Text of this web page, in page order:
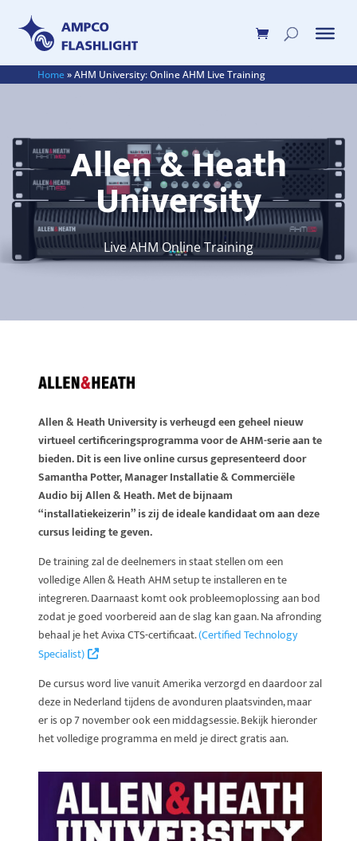
Home»AHM University: Online AHM Live Training
Allen & Heath
University
Live AHM Online Training
Allen & Heath University is verheugd een geheel nieuw
virtueel certificeringsprogramma voor de AHM-serie aan te
bieden. Dit is een live online cursus gepresenteerd door
Samantha Potter, Manager Installatie & Commerciële
Audio bij Allen & Heath. Met de bijnaam
“installatiekeizerin” is zij de ideale kandidaat om aan deze
cursus leiding te geven.
De training zal de deelnemers in staat stellen om een
volledige Allen & Heath AHM setup te installeren en te
integreren. Daarnaast komt ook probleemoplossing aan bod
zodat je goed voorbereid aan de slag kan gaan. Na afronding
behaal je het Avixa CTS-certificaat.(Certified Technology
Specialist)
De cursus word live vanuit Amerika verzorgd en daardoor zal
deze in Nederland tijdens de avonduren plaatsvinden, maar
er is op 7 november ook een middagsessie. Bekijk hieronder
het volledige programma en meld je direct gratis aan.